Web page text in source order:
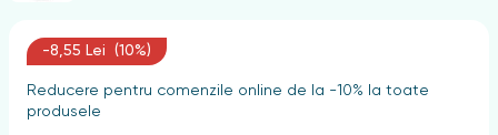
-8,55 Lei (10%)
Reducere pentru comenzile online de la -10% la toate
produsele